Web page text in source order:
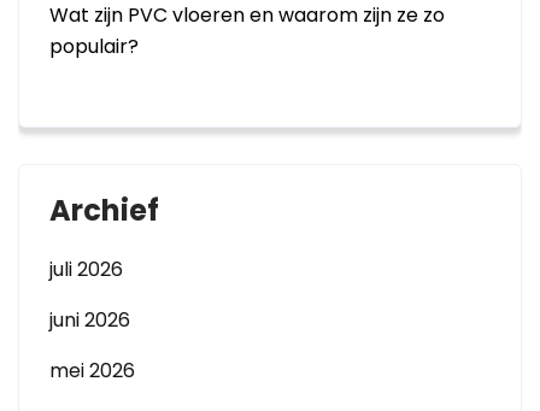
Wat zijn PVC vloeren en waarom zijn ze zo
populair?
Archief
juli 2026
juni 2026
mei 2026